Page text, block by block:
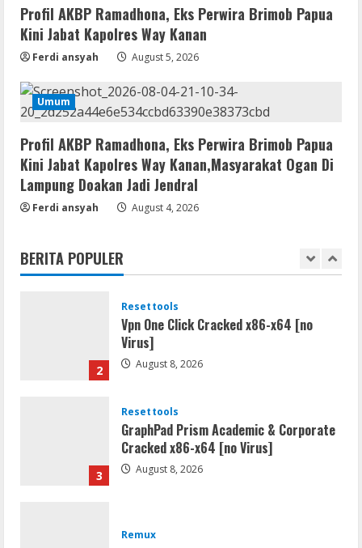
Profil AKBP Ramadhona, Eks Perwira Brimob Papua
Kini Jabat Kapolres Way Kanan
Ferdi ansyah August 5, 2026
Umum
Profil AKBP Ramadhona, Eks Perwira Brimob Papua
Kini Jabat Kapolres Way Kanan,Masyarakat Ogan Di
Lampung Doakan Jadi Jendral
Ferdi ansyah August 4, 2026
BERITA POPULER
4
Remux
August 7, 2026
5
Lan
Dune: Awakening FitGirl Repack +Patch
August 7, 2026
1
Movies
Vertex Force 2026 BRRip UHD DDP5.1
2
Resettools
Vpn One Click Cracked x86-x64 [no
Virus]
August 8, 2026
3
Resettools
GraphPad Prism Academic & Corporate
Cracked x86-x64 [no Virus]
August 8, 2026
Remux